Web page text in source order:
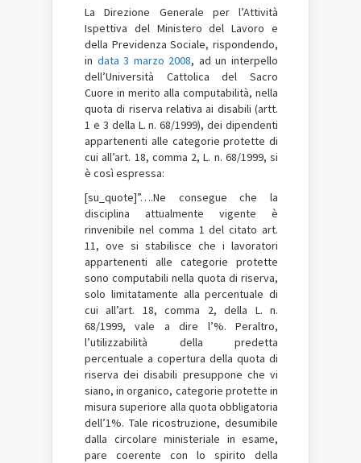
La Direzione Generale per l’Attività
Ispettiva del Ministero del Lavoro e
della Previdenza Sociale, rispondendo,
in data 3 marzo 2008, ad un interpello
dell’Università Cattolica del Sacro
Cuore in merito alla computabilità, nella
quota di riserva relativa ai disabili (artt.
1 e 3 della L. n. 68/1999), dei dipendenti
appartenenti alle categorie protette di
cui all’art. 18, comma 2, L. n. 68/1999, si
è così espressa:
[su_quote]”….Ne consegue che la
disciplina attualmente vigente è
rinvenibile nel comma 1 del citato art.
11, ove si stabilisce che i lavoratori
appartenenti alle categorie protette
sono computabili nella quota di riserva,
solo limitatamente alla percentuale di
cui all’art. 18, comma 2, della L. n.
68/1999, vale a dire l’%. Peraltro,
l’utilizzabilità della predetta
percentuale a copertura della quota di
riserva dei disabili presuppone che vi
siano, in organico, categorie protette in
misura superiore alla quota obbligatoria
dell’1%. Tale ricostruzione, desumibile
dalla circolare ministeriale in esame,
pare coerente con lo spirito della